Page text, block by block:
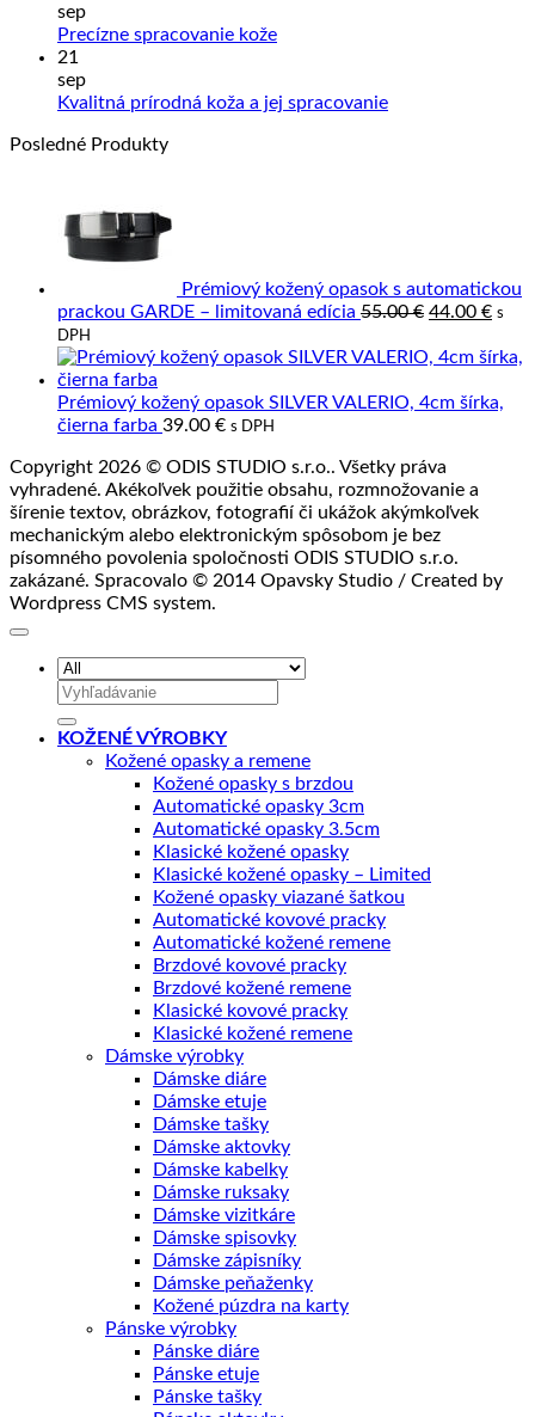
o
sep
Precízne spracovanie kožeŽiadne
Precízne
21
sep
Kvalitná prírodná koža a jej spracovanieŽiadne
spracovanie
Posledné Produkty
Prémiový kožený opasok s automatickou
prackou GARDE – limitovaná edícia 55.00€ Pôvodná
bola:
44.00 €
je:
s
DPH
Prémiový kožený opasok SILVER VALERIO, 4cm šírka,
čierna farba 39.00 € s DPH
Copyright 2026 © ODIS STUDIO s.r.o.. Všetky práva
vyhradené. Akékoľvek použitie obsahu, rozmnožovanie a
šírenie textov, obrázkov, fotografií či ukážok akýmkoľvek
mechanickým alebo elektronickým spôsobom je bez
písomného povolenia spoločnosti ODIS STUDIO s.r.o.
zakázané. Spracovalo © 2014 Opavsky Studio / Created by
Wordpress CMS system.
Hľadať:
KOŽENÉ VÝROBKY
Kožené opasky a remene
Kožené opasky s brzdou
Automatické opasky 3cm
Automatické opasky 3.5cm
Klasické kožené opasky
Klasické kožené opasky – Limited
Kožené opasky viazané šatkou
Automatické kovové pracky
Automatické kožené remene
Brzdové kovové pracky
Brzdové kožené remene
Klasické kovové pracky
Klasické kožené remene
Dámske výrobky
Dámske diáre
Dámske etuje
Dámske tašky
Dámske aktovky
Dámske kabelky
Dámske ruksaky
Dámske vizitkáre
Dámske spisovky
Dámske zápisníky
Dámske peňaženky
Kožené púzdra na karty
Pánske výrobky
Pánske diáre
Pánske etuje
Pánske tašky